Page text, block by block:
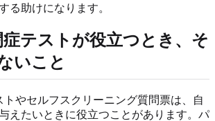
る助けになります。
症テストが役立つとき、そ
いこと
トやセルフスクリーニング質問票は、自
えたいときに役立つことがあります。パ